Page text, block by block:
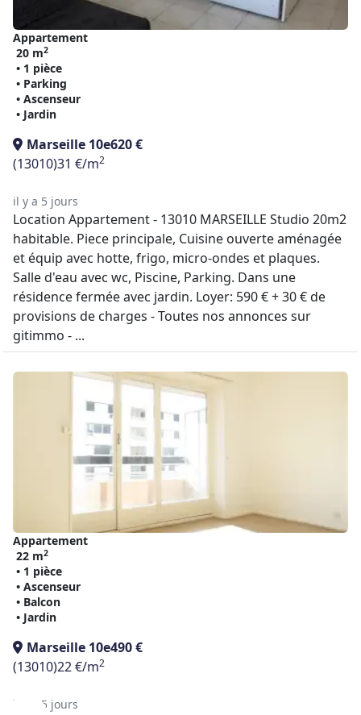
Appartement
20 m2
• 1 pièce
• Parking
• Ascenseur
• Jardin
Marseille 10e620 €
(13010)31 €/m2
il y a 5 jours
Location Appartement - 13010 MARSEILLE Studio 20m2
habitable. Piece principale, Cuisine ouverte aménagée
et équip avec hotte, frigo, micro-ondes et plaques.
Salle d'eau avec wc, Piscine, Parking. Dans une
résidence fermée avec jardin. Loyer: 590 € + 30 € de
provisions de charges - Toutes nos annonces sur
gitimmo - ...
Appartement
22 m2
• 1 pièce
• Ascenseur
• Balcon
• Jardin
Marseille 10e490 €
(13010)22 €/m2
il y a 5 jours